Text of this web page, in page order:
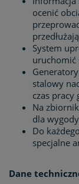
ocenić
System
uruchomić
stalowy
czas pracy
Na
dla
Do
specjalne
Dane